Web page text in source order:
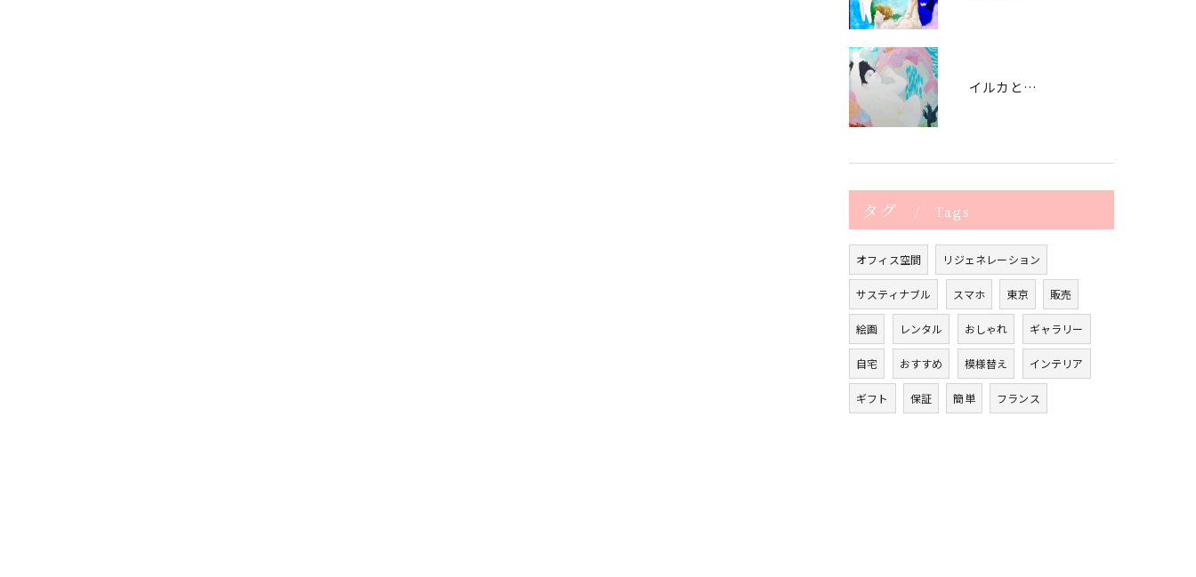
イルカと遊ぶ日（2020） playing with dolphin - 2020
タグ Tags
オフィス空間 リジェネレーション
サスティナブル スマホ 東京 販売
絵画 レンタル おしゃれ ギャラリー
自宅 おすすめ 模様替え インテリア
ギフト 保証 簡単 フランス